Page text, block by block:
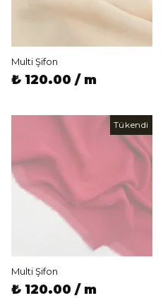
Multi Şifon
₺ 120.00 / m
Tükendi
Multi Şifon
₺ 120.00 / m